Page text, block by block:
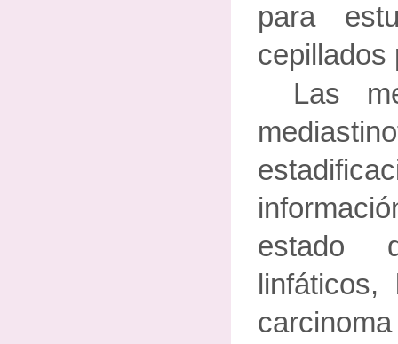
para
cepillados
Las
estado